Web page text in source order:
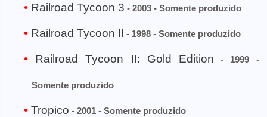
Railroad Tycoon 3 - 2003 - Somente produzido
Railroad Tycoon II - 1998 - Somente produzido
Railroad Tycoon II: Gold Edition - 1999 -
Somente produzido
Tropico - 2001 - Somente produzido